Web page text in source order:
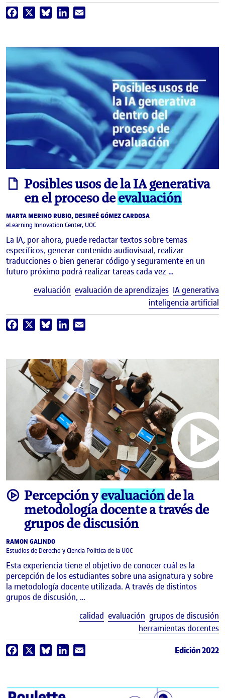
Facebook BlueskyLinkedIn
informe
Posibles usos de la IA generativa
en el proceso deevaluación
MARTA MERINO RUBIO, DESIREÉ GÓMEZ CARDOSA
eLearning Innovation Center, UOC
La IA, por ahora, puede redactar textos sobre temas
específicos, generar contenido audiovisual, realizar
traducciones o bien generar código y seguramente en un
futuro próximo podrá realizar tareas cada vez …
evaluación evaluación de aprendizajes IA generativa
inteligencia artificial
Facebook BlueskyLinkedIn
videoPercepción yevaluaciónde la
metodología docente a través de
grupos de discusión
RAMON GALINDO
Estudios de Derecho y Ciencia Política de la UOC
Esta experiencia tiene el objetivo de conocer cuál es la
percepción de los estudiantes sobre una asignatura y sobre
la metodología docente utilizada. A través de distintos
grupos de discusión, …
calidad evaluación grupos de discusión
herramientas docentes
Facebook BlueskyLinkedIn Edición 2022